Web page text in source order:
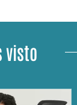
visto